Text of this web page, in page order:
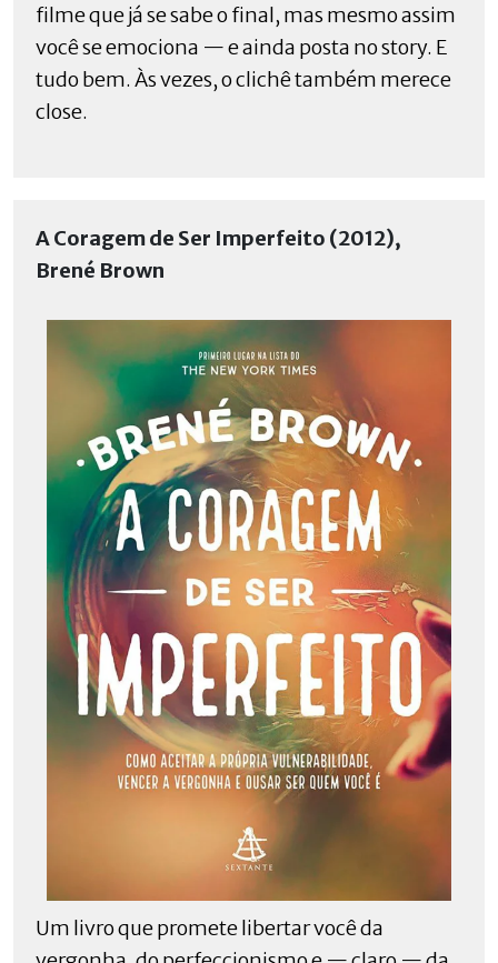
filme que já se sabe o final, mas mesmo assim
você se emociona — e ainda posta no story. E
tudo bem. Às vezes, o clichê também merece
close.
A Coragem de Ser Imperfeito (2012),
Brené Brown
Um livro que promete libertar você da